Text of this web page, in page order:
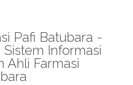
Pafi Batubara -
Informasi
Ahli Farmasi